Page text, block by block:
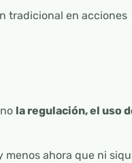
tradicional en acciones
la regulación, el uso
menos ahora que ni